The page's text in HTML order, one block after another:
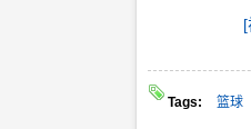
Tags: 篮球